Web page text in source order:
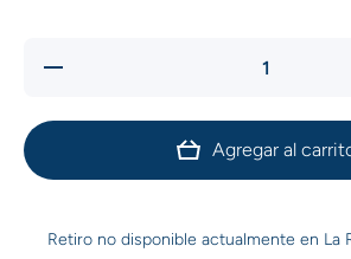
Reducir
Agregar al
Retiro no disponible actualmente en La